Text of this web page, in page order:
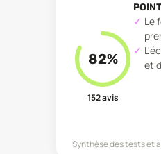
82%
152avis
Le
et
Synthèse des tests et